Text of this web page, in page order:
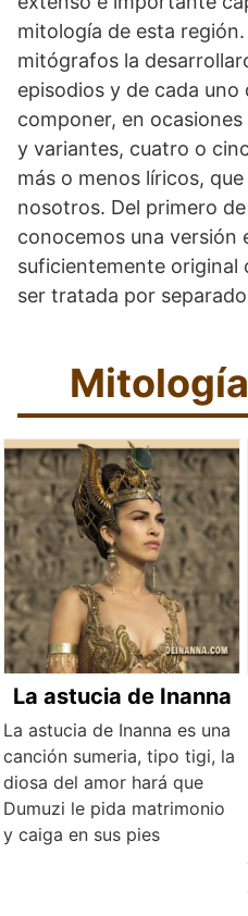
mitología de esta
mitógrafos la
episodios y de cada uno
componer, en
y variantes, cuatro o
más o menos líricos,
nosotros. Del primero
conocemos una versión
suficientemente original
ser tratada por
La astucia de Inanna
La astucia de Inanna es una
canción sumeria, tipo tigi, la
diosa del amor hará que
Dumuzi le pida matrimonio
y caiga en sus pies